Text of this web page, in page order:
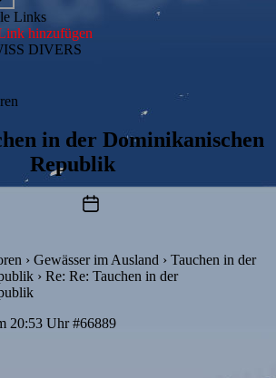
Links
hinzufügen
DIVERS
in der Dominikanischen
Republik
Beitragsdatum
› Gewässer im Ausland › Tauchen in der
› Re: Re: Tauchen in der
20:53 Uhr #66889